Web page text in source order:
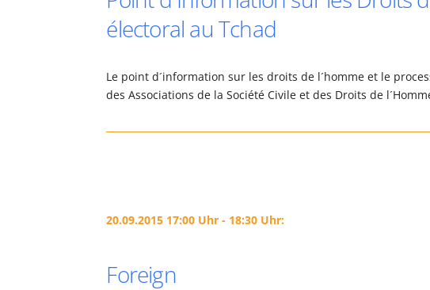
électoral au Tchad
Le point d´information sur les droits de l´homme et le
des Associations de la Société Civile et des Droits de
20.09.2015 17:00 Uhr - 18:30 Uhr:
Foreign